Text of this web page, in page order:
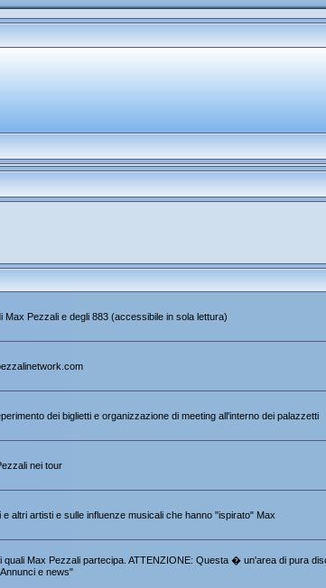
Pezzali e degli 883 (accessibile in sola lettura)
dei biglietti e organizzazione di meeting all'interno dei palazzetti
nei tour
altri artisti e sulle influenze musicali che hanno "ispirato" Max
Max Pezzali partecipa. ATTENZIONE: Questa � un'area di pura
e news"